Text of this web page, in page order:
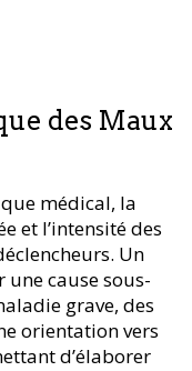
des Maux
médical, la
et l’intensité des
Un
cause sous-
grave, des
orientation vers
d’élaborer